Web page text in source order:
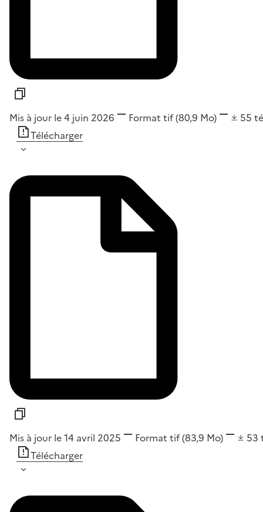
Mis à jour le 4 juin 2026 Format tif(80,9 Mo) 55
Télécharger
Mis à jour le 14 avril 2025 Format tif(83,9 Mo) 53
Télécharger